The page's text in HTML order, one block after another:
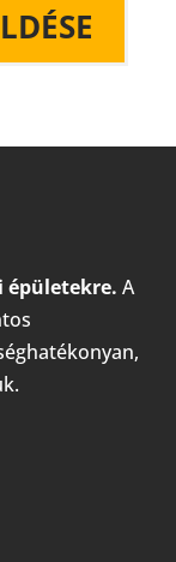
épületekre. A